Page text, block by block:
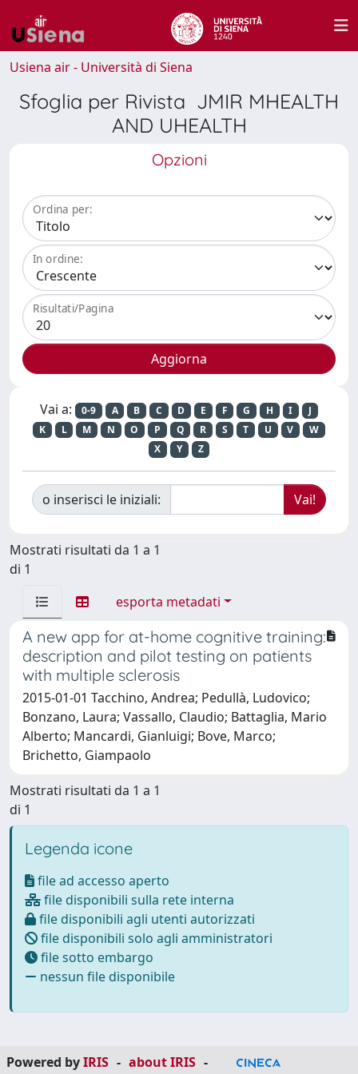
Usiena air - Università di Siena
Sfoglia per Rivista JMIR MHEALTH
AND UHEALTH
Opzioni
Ordina per:
In ordine:
Risultati/Pagina
Vai a: 0-9 A B C D E F G H I
J
K
L M N O P Q R S T U V
W
X
Y Z
o inserisci le iniziali:
Mostrati risultati da 1 a 1
di 1
esporta metadati
A new app for at-home cognitive training:
description and pilot testing on patients
with multiple sclerosis
2015-01-01 Tacchino, Andrea; Pedullà, Ludovico;
Bonzano, Laura; Vassallo, Claudio; Battaglia, Mario
Alberto; Mancardi, Gianluigi; Bove, Marco;
Brichetto, Giampaolo
Mostrati risultati da 1 a 1
di 1
Legenda icone
file ad accesso aperto
file disponibili sulla rete interna
file disponibili agli utenti autorizzati
file disponibili solo agli amministratori
file sotto embargo
nessun file disponibile
Powered byIRIS - about IRIS -